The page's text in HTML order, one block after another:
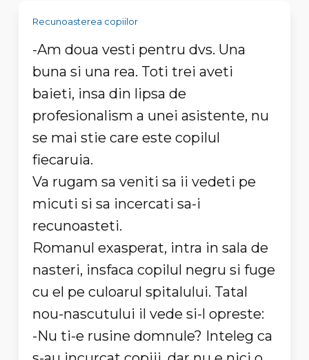
Recunoasterea copiilor
-Am doua vesti pentru dvs. Una
buna si una rea. Toti trei aveti
baieti, insa din lipsa de
profesionalism a unei asistente, nu
se mai stie care este copilul
fiecaruia.
Va rugam sa veniti sa ii vedeti pe
micuti si sa incercati sa-i
recunoasteti.
Romanul exasperat, intra in sala de
nasteri, insfaca copilul negru si fuge
cu el pe culoarul spitalului. Tatal
nou-nascutului il vede si-l opreste:
-Nu ti-e rusine domnule? Inteleg ca